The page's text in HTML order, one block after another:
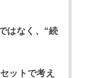
はなく、“続
ットで考え